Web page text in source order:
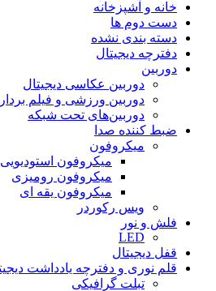
خانه و آشپزخانه
دست دوم ها
دسته بندی نشده
دفترچه دیجیتال
دوربین
دوربین عکاسی دیجیتال
دوربین‌ ورزشی و فیلم
دوربین‌های تحت شبکه
ضبط کننده صدا
میکروفون
میکروفون استودیویی
میکروفون رومیزی
میکروفون یقه ای
ویس رکوردر
فلش و نور
LED
قفل دیجیتال
قلم نوری و دفترچه یادداشت
تبلت گرافیکی